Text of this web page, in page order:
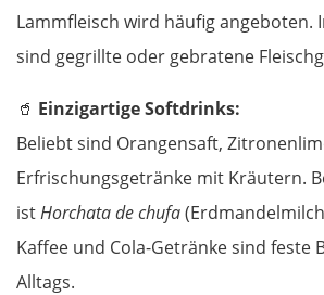
Lammfleisch wird häufig angeboten.
sind gegrillte oder gebratene
🥤 Einzigartige Softdrinks:
Beliebt sind Orangensaft,
Erfrischungsgetränke mit Kräutern.
istHorchata de chufa
Kaffee und Cola-Getränke sind feste
Alltags.
Bulgarien West
Blagoewgrad
Sofia
Montana